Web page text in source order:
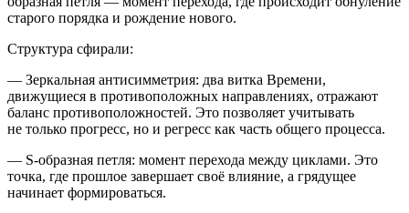
старого порядка и рождение нового.
Структура сфирали:
— Зеркальная антисимметрия: два витка Времени,
движущиеся в противоположных направлениях, отражают
баланс противоположностей. Это позволяет учитывать
не только прогресс, но и регресс как часть общего процесса.
— S-образная петля: момент перехода между циклами. Это
точка, где прошлое завершает своё влияние, а грядущее
начинает формироваться.